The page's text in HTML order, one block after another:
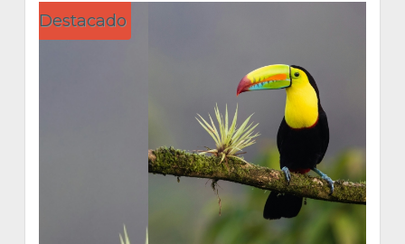
Destacado